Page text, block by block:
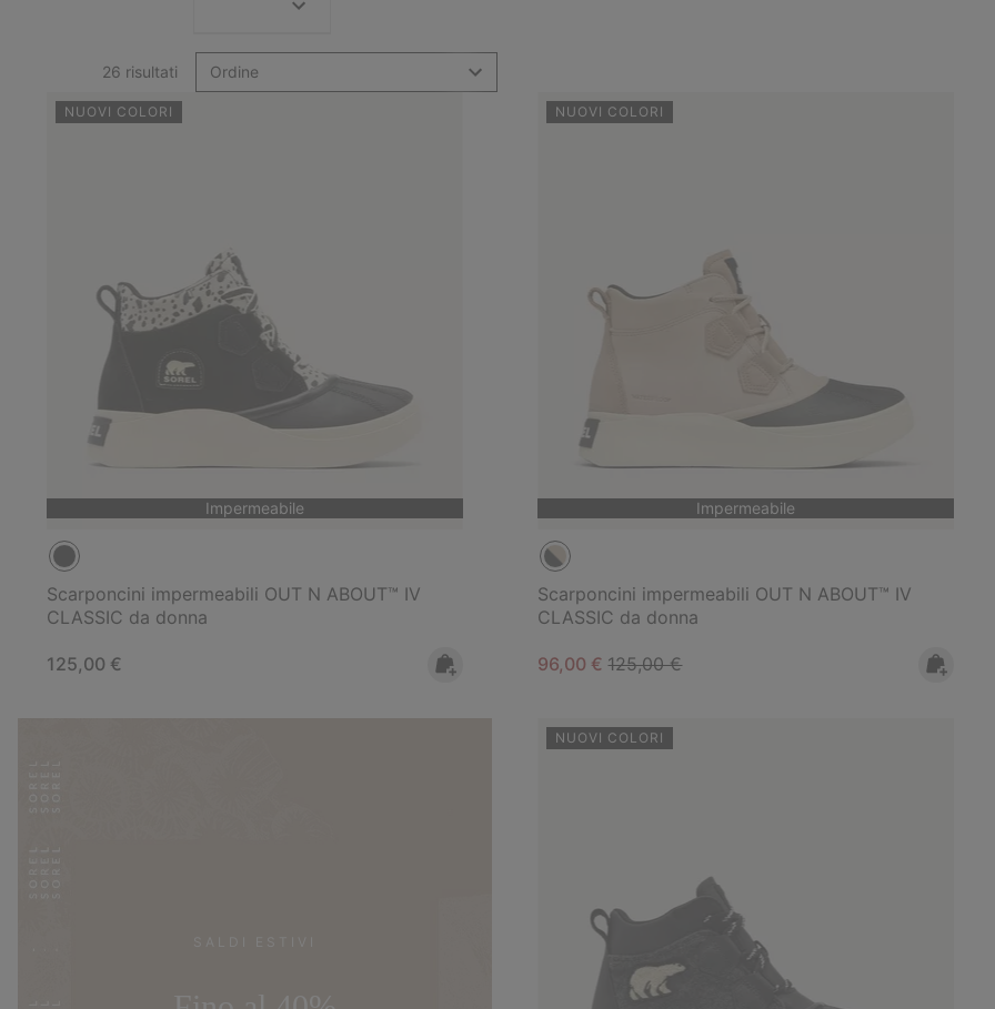
26 risultati Ordine
NUOVI COLORI
Impermeabile
Scarponcini impermeabili OUT N ABOUT™ IV
CLASSIC da donna
Regular price:
125,00 €
NUOVI COLORI
Impermeabile
Scarponcini impermeabili OUT N ABOUT™ IV
CLASSIC da donna
Sale price:
96,00 €Regular price:
125,00 €
NUOVI COLORI